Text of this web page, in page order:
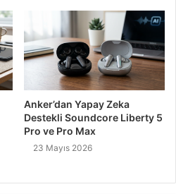
Anker’dan Yapay Zeka
Destekli Soundcore Liberty 5
Pro ve Pro Max
23 Mayıs 2026